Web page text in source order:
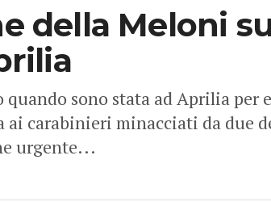
della Meloni
quando sono stata ad Aprilia per
ai carabinieri minacciati da due
urgente...